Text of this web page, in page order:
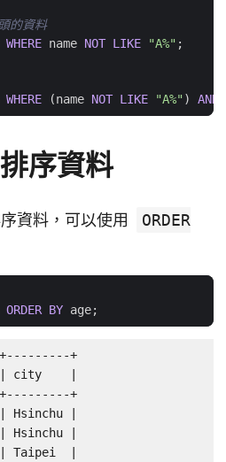
WHERE name NOT LIKE "A%" ;
WHERE (name NOT LIKE "A%") AND
排序資料
資料，可以使用
ORDER
ORDER BY age;
+
| city    |
+
|
|
Taipei  |